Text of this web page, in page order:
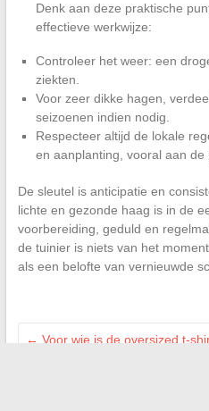
Denk aan deze praktische
effectieve werkwijze:
Controleer het weer: een
ziekten.
Voor zeer dikke hagen,
seizoenen indien nodig.
Respecteer altijd de lokale
en aanplanting, vooral aan de
De sleutel is anticipatie en
lichte en gezonde haag is in de
voorbereiding, geduld en
de tuinier is niets van het
als een belofte van vernieuwde
← Voor wie is de oversized t-